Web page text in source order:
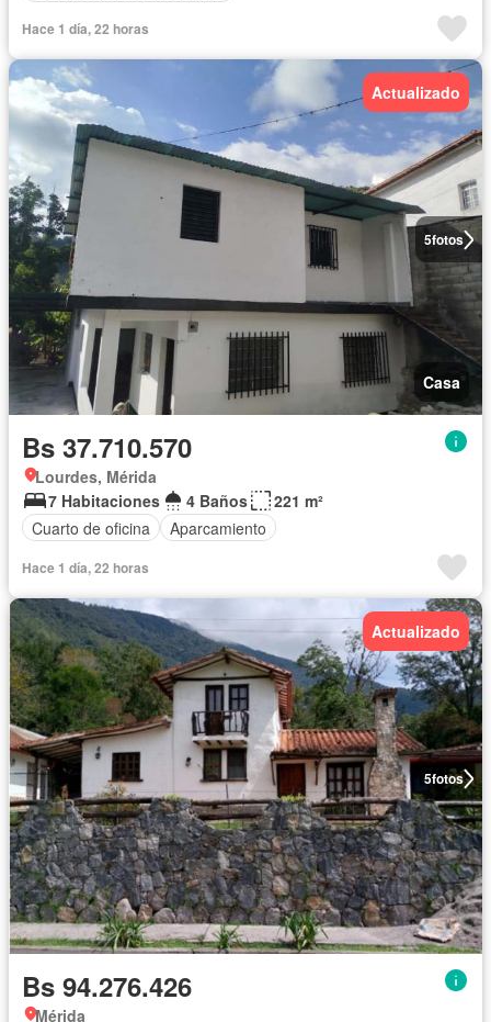
Hace 1 día, 22 horas
5fotos
Actualizado
Casa
Bs 37.710.570
Lourdes, Mérida
7 Habitaciones
4 Baños
221 m²
Cuarto de oficina
Aparcamiento
Hace 1 día, 22 horas
5fotos
Actualizado
Bs 94.276.426
Mérida